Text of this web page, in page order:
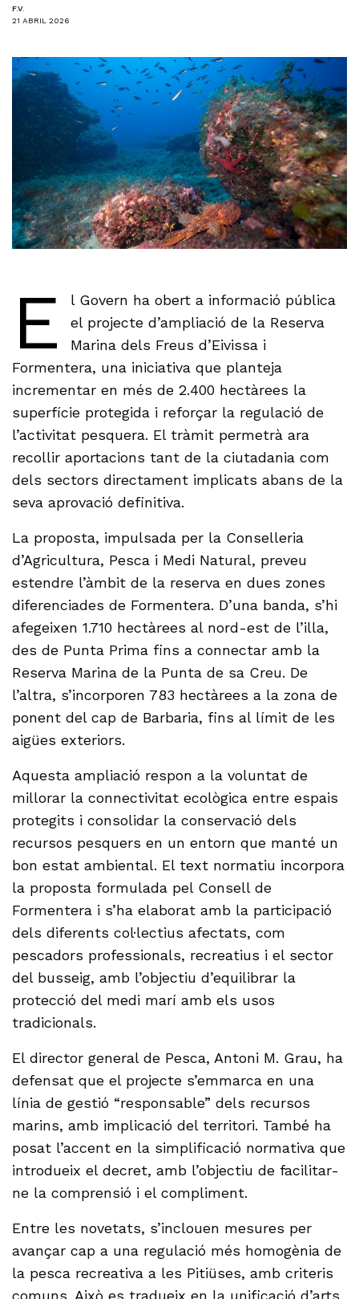
F.V.
21 ABRIL 2026
E
l Govern ha obert a informació pública
el projecte d’ampliació de la Reserva
Marina dels Freus d’Eivissa i
Formentera, una iniciativa que planteja
incrementar en més de 2.400 hectàrees la
superfície protegida i reforçar la regulació de
l’activitat pesquera. El tràmit permetrà ara
recollir aportacions tant de la ciutadania com
dels sectors directament implicats abans de la
seva aprovació definitiva.
La proposta, impulsada per la Conselleria
d’Agricultura, Pesca i Medi Natural, preveu
estendre l’àmbit de la reserva en dues zones
diferenciades de Formentera. D’una banda, s’hi
afegeixen 1.710 hectàrees al nord-est de l’illa,
des de Punta Prima fins a connectar amb la
Reserva Marina de la Punta de sa Creu. De
l’altra, s’incorporen 783 hectàrees a la zona de
ponent del cap de Barbaria, fins al límit de les
aigües exteriors.
Aquesta ampliació respon a la voluntat de
millorar la connectivitat ecològica entre espais
protegits i consolidar la conservació dels
recursos pesquers en un entorn que manté un
bon estat ambiental. El text normatiu incorpora
la proposta formulada pel Consell de
Formentera i s’ha elaborat amb la participació
dels diferents col·lectius afectats, com
pescadors professionals, recreatius i el sector
del busseig, amb l’objectiu d’equilibrar la
protecció del medi marí amb els usos
tradicionals.
El director general de Pesca, Antoni M. Grau, ha
defensat que el projecte s’emmarca en una
línia de gestió “responsable” dels recursos
marins, amb implicació del territori. També ha
posat l’accent en la simplificació normativa que
introdueix el decret, amb l’objectiu de facilitar-
ne la comprensió i el compliment.
Entre les novetats, s’inclouen mesures per
avançar cap a una regulació més homogènia de
la pesca recreativa a les Pitiüses, amb criteris
comuns. Això es tradueix en la unificació d’arts